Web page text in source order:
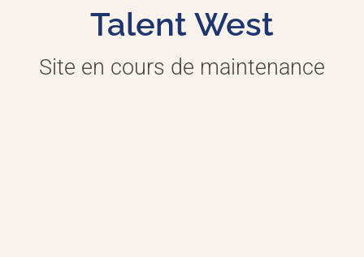
Talent West
Site en cours de maintenance